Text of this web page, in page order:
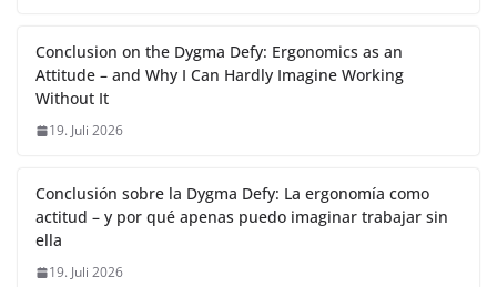
Conclusion on the Dygma Defy: Ergonomics as an
Attitude – and Why I Can Hardly Imagine Working
Without It
19. Juli 2026
Conclusión sobre la Dygma Defy: La ergonomía como
actitud – y por qué apenas puedo imaginar trabajar sin
ella
19. Juli 2026